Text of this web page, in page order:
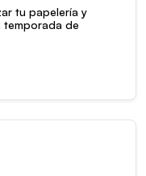
tu papelería y
temporada de